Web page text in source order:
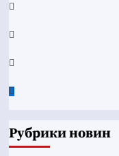
Telegram
Instagram
Twitter
Рубрики новин